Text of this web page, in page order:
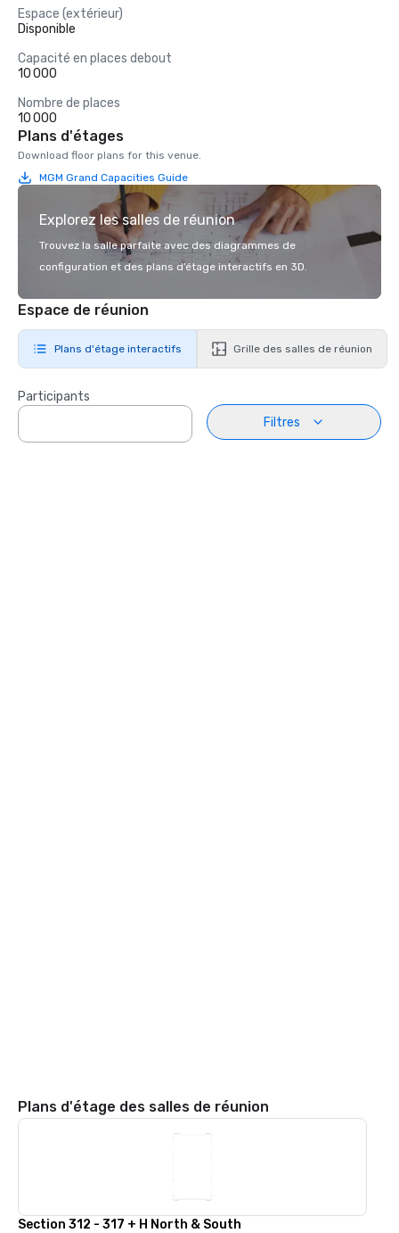
Espace (extérieur)
Disponible
Capacité en places debout
10 000
Nombre de places
10 000
Plans d'étages
Download floor plans for this venue.
MGM Grand Capacities Guide
Explorez les salles de réunion
Trouvez la salle parfaite avec des diagrammes de
configuration et des plans d’étage interactifs en 3D.
Espace de réunion
Plans d'étage interactifs Grille des salles de réunion
Participants
Filtres
Plans d'étage des salles de réunion
Section 312 - 317 + H North & South